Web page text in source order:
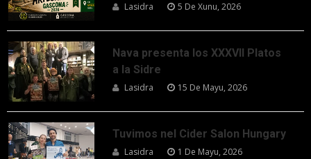
Lasidra 5 De Xunu, 2026
Nava presenta los XXXVII Platos
a la Sidre
Lasidra 15 De Mayu, 2026
Tuvimos nel Cider Salon Hungary
Lasidra 1 De Mayu, 2026